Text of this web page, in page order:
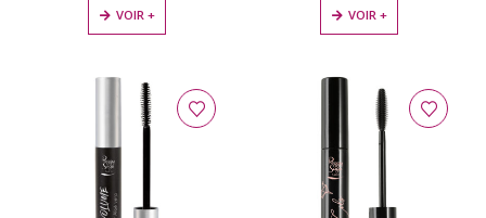
VOIR + VOIR +